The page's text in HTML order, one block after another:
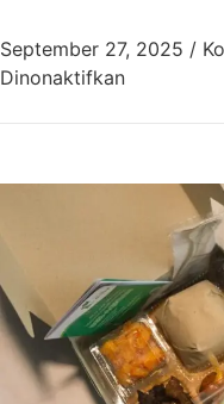
September 27, 2025 /
Dinonaktifkanpada